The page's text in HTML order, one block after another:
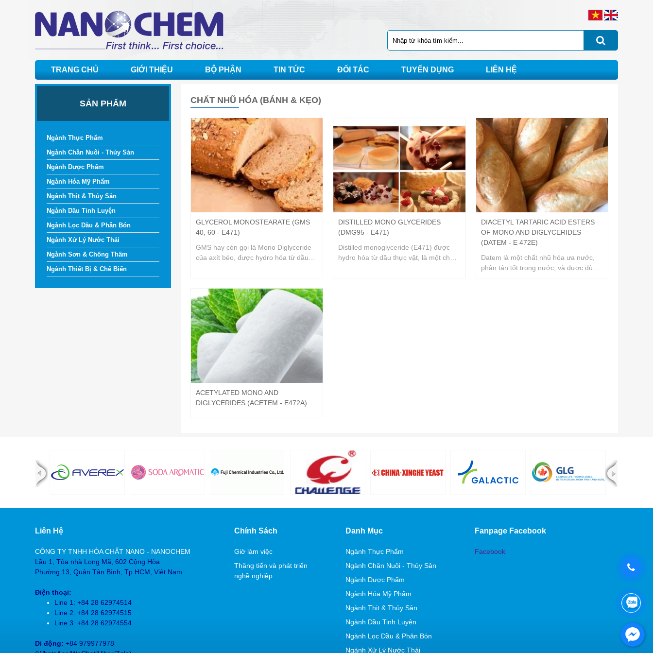
TRANG CHỦ GIỚI THIỆU BỘ PHẬN TIN TỨC ĐỐI TÁC TUYỂN DỤNG LIÊN HỆ
SẢN PHẨM
Ngành Thực Phẩm
Ngành Chăn Nuôi - Thủy Sản
Ngành Dược Phẩm
Ngành Hóa Mỹ Phẩm
Ngành Thịt & Thủy Sản
Ngành Dầu Tinh Luyện
Ngành Lọc Dầu & Phân Bón
Ngành Xử Lý Nước Thải
Ngành Sơn & Chống Thấm
Ngành Thiết Bị & Chế Biến
CHẤT NHŨ HÓA (BÁNH & KẸO)
GLYCEROL MONOSTEARATE (GMS
40, 60 - E471)
GMS hay còn gọi là Mono Diglyceride
của axít béo, được hydro hóa từ dầu
thực phẩm, hóa mỹ phẩm, dược phẩm,
nhựa, cao su...vv.
DISTILLED MONO GLYCERIDES
(DMG95 - E471)
Distilled monoglyceride (E471) được
hydro hóa từ dầu thực vật, là một chất
DIACETYL TARTARIC ACID ESTERS
OF MONO AND DIGLYCERIDES
(DATEM - E 472E)
Datem là một chất nhũ hóa ưa nước,
phân tán tốt trong nước, và được dùng
ACETYLATED MONO AND
DIGLYCERIDES (ACETEM - E472A)
Liên Hệ
CÔNG TY TNHH HÓA CHẤT NANO - NANOCHEM
Lầu 1, Tòa nhà Long Mã, 602 Cộng Hòa
Phường 13, Quận Tân Bình, Tp.HCM, Việt Nam
Điện thoại:
Line 1: +84 28 62974514
Line 2: +84 28 62974515
Line 3: +84 28 62974554
Di động: +84 979977978
Chính Sách
Giờ làm việc
Thăng tiến và phát triển
nghề nghiệp
Danh Mục
Ngành Thực Phẩm
Ngành Chăn Nuôi - Thủy Sản
Ngành Dược Phẩm
Ngành Hóa Mỹ Phẩm
Ngành Thịt & Thủy Sản
Ngành Dầu Tinh Luyện
Ngành Lọc Dầu & Phân Bón
Ngành Xử Lý Nước Thải
Fanpage Facebook
Facebook